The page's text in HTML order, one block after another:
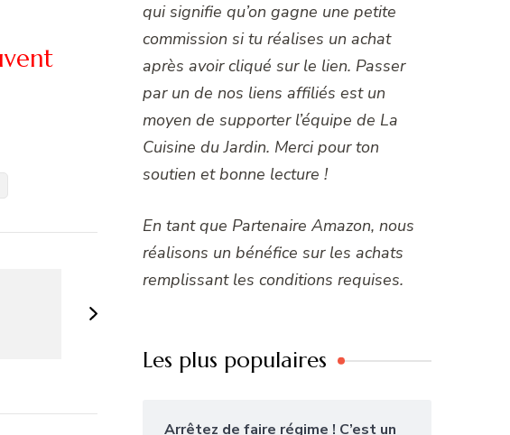
qui signifie qu’on gagne une petite
commission si tu réalises un achat
après avoir cliqué sur le lien. Passer
par un de nos liens affiliés est un
moyen de supporter l’équipe de La
Cuisine du Jardin. Merci pour ton
soutien et bonne lecture !
En tant que Partenaire Amazon, nous
réalisons un bénéfice sur les achats
remplissant les conditions requises.
Les plus populaires
Arrêtez de faire régime ! C’est un